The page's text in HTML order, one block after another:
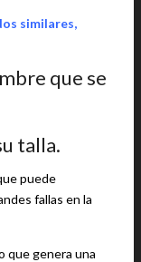
similares,
que se
talla.
puede
fallas en la
que genera una